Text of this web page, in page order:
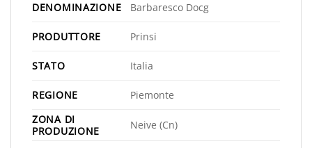
DENOMINAZIONE Barbaresco Docg
PRODUTTORE Prinsi
STATO Italia
REGIONE
Piemonte
ZONA DI
PRODUZIONE
Neive (Cn)